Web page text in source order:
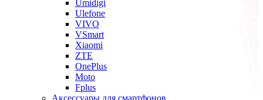
Umidigi
Ulefone
VIVO
VSmart
Xiaomi
ZTE
OnePlus
Moto
Fplus
Аксессуары для смартфонов